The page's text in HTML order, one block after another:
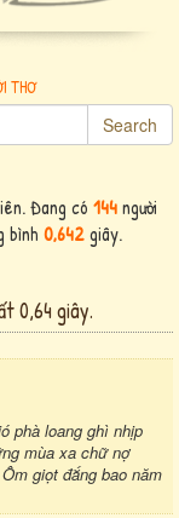
THƠ
Search
Đang có 144người
bình 0,642giây.
0,64 giây.
phà loang ghì nhịp
mùa xa chữ nợ
giọt đắng bao năm